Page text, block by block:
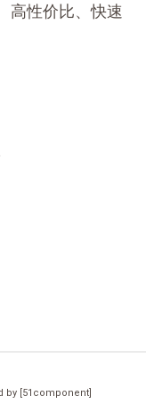
高性价比、快速
by [51component]